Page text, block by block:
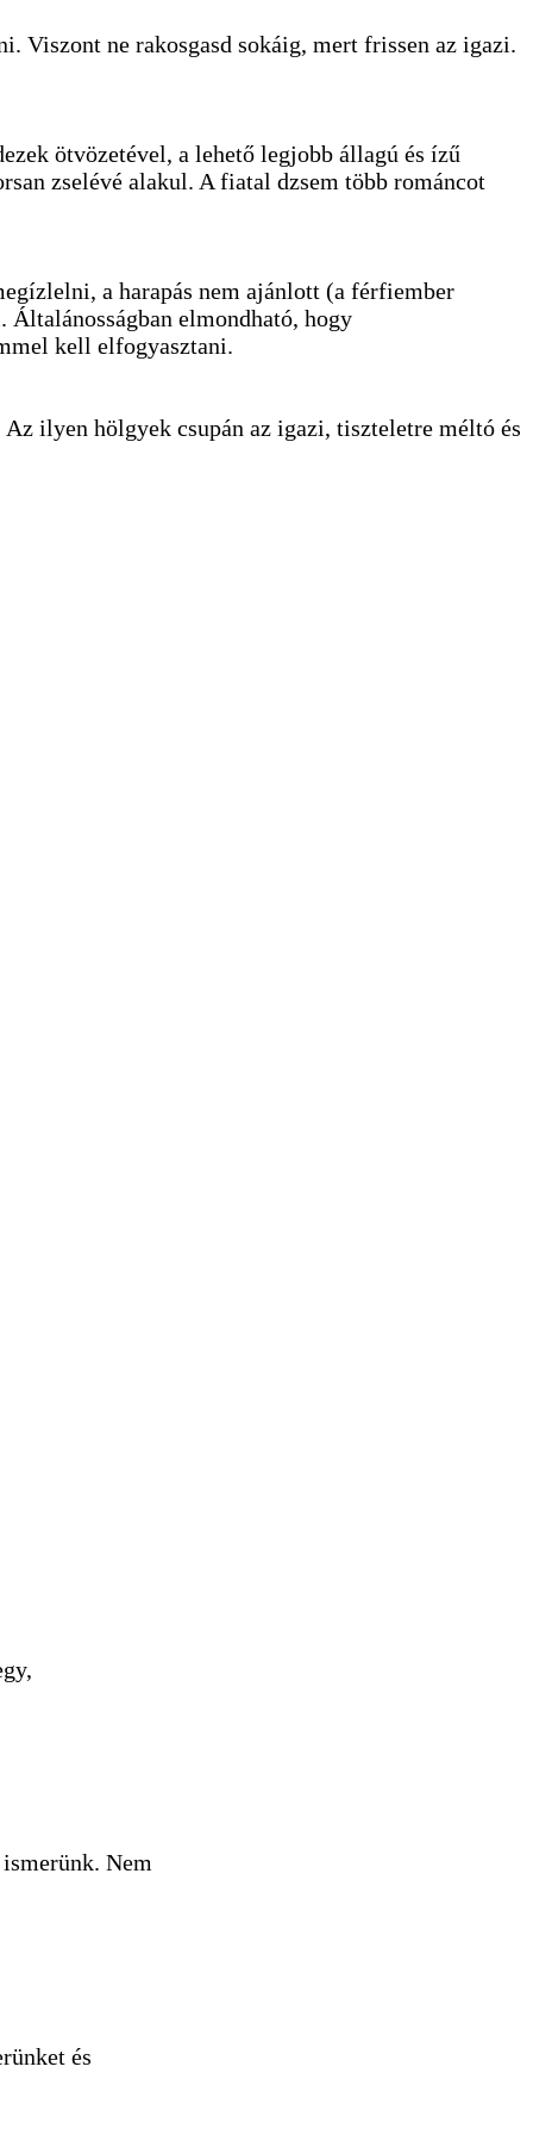
Viszont ne rakosgasd sokáig, mert frissen az igazi.
ötvözetével, a lehető legjobb állagú és ízű
zselévé alakul. A fiatal dzsem több románcot
a harapás nem ajánlott (a férfiember
elmondható, hogy
kell elfogyasztani.
ilyen hölgyek csupán az igazi, tiszteletre méltó és
Nem
és